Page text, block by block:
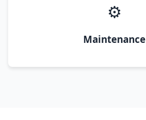
⚙️
Maintenance